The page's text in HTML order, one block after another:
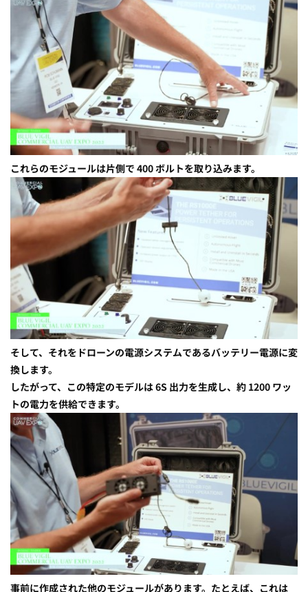
これらのモジュールは片側で 400 ボルトを取り込みます。
そして、それをドローンの電源システムであるバッテリー電源に変
換します。
したがって、この特定のモデルは 6S 出力を生成し、約 1200 ワッ
トの電力を供給できます。
事前に作成された他のモジュールがあります。たとえば、これは